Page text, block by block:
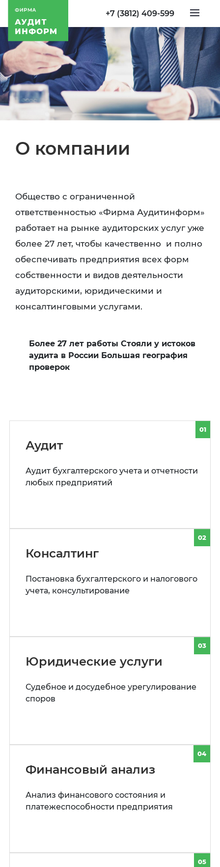
+7 (3812) 409-599
О компании
Общество с ограниченной
ответственностью «Фирма Аудитинформ»
работает на рынке аудиторских услуг уже
более 27 лет, чтобы качественно и полно
обеспечивать предприятия всех форм
собственности и видов деятельности
аудиторскими, юридическими и
консалтинговыми услугами.
Более 27 лет работы Стояли у истоков
аудита в России Большая география
проверок
01
Аудит
Аудит бухгалтерского учета и отчетности
любых предприятий
02
Консалтинг
Постановка бухгалтерского и налогового
учета, консультирование
03
Юридические услуги
Судебное и досудебное урегулирование
споров
04
Финансовый анализ
Анализ финансового состояния и
платежеспособности предприятия
05